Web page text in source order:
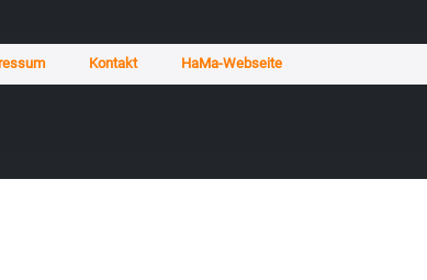
Kontakt HaMa-Webseite